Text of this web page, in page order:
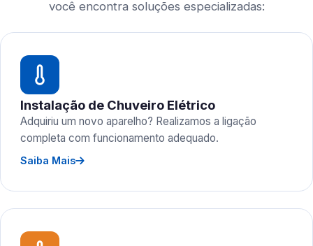
você encontra soluções especializadas:
Instalação de Chuveiro Elétrico
Adquiriu um novo aparelho? Realizamos a ligação
completa com funcionamento adequado.
Saiba Mais